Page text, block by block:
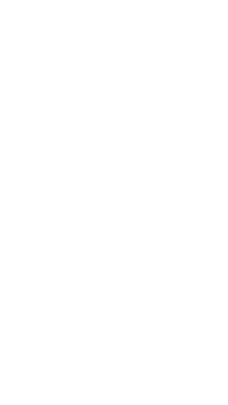
ele ofegasse exausto, havia desejo.